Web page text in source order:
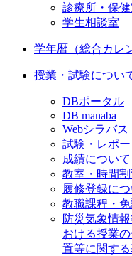
診療所・保健
学生相談室
学年暦（総合カレ
授業・試験につい
DBポータル
DB manaba
Webシラバス
試験・レポー
成績について
教室・時間
履修登録に
教職課程・
防災気象情
おける授業
置等に関する